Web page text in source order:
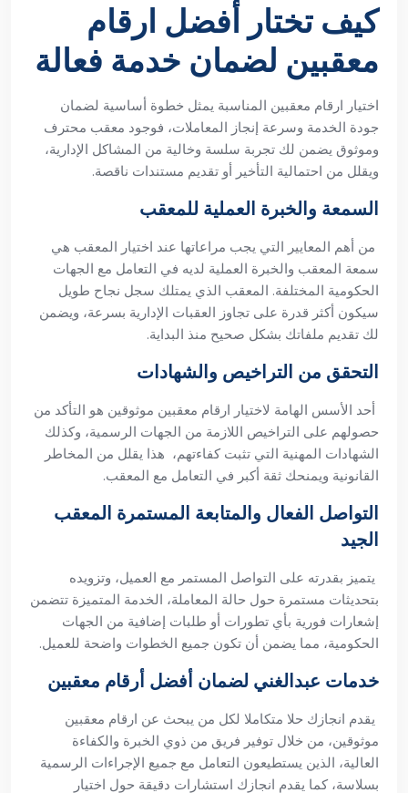
كيف تختار أفضل ارقام
معقبين لضمان خدمة فعالة
اختيار ارقام معقبين المناسبة يمثل خطوة أساسية لضمان
جودة الخدمة وسرعة إنجاز المعاملات، فوجود معقب محترف
وموثوق يضمن لك تجربة سلسة وخالية من المشاكل الإدارية،
ويقلل من احتمالية التأخير أو تقديم مستندات ناقصة.
السمعة والخبرة العملية للمعقب
من أهم المعايير التي يجب مراعاتها عند اختيار المعقب هي
سمعة المعقب والخبرة العملية لديه في التعامل مع الجهات
الحكومية المختلفة. المعقب الذي يمتلك سجل نجاح طويل
سيكون أكثر قدرة على تجاوز العقبات الإدارية بسرعة، ويضمن
لك تقديم ملفاتك بشكل صحيح منذ البداية.
التحقق من التراخيص والشهادات
أحد الأسس الهامة لاختيار ارقام معقبين موثوقين هو التأكد من
حصولهم على التراخيص اللازمة من الجهات الرسمية، وكذلك
الشهادات المهنية التي تثبت كفاءتهم، هذا يقلل من المخاطر
القانونية ويمنحك ثقة أكبر في التعامل مع المعقب.
التواصل الفعال والمتابعة المستمرة المعقب
الجيد
يتميز بقدرته على التواصل المستمر مع العميل، وتزويده
بتحديثات مستمرة حول حالة المعاملة، الخدمة المتميزة تتضمن
إشعارات فورية بأي تطورات أو طلبات إضافية من الجهات
الحكومية، مما يضمن أن تكون جميع الخطوات واضحة للعميل.
خدمات عبدالغني لضمان أفضل أرقام معقبين
يقدم انجازك حلا متكاملا لكل من يبحث عن ارقام معقبين
موثوقين، من خلال توفير فريق من ذوي الخبرة والكفاءة
العالية، الذين يستطيعون التعامل مع جميع الإجراءات الرسمية
بسلاسة، كما يقدم انجازك استشارات دقيقة حول اختيار